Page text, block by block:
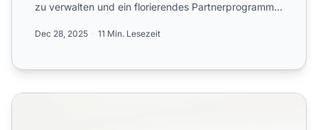
zu verwalten und ein florierendes Partnerprogramm
Dec 28, 2025 11 Min. Lesezeit
10+ Tipps zur Steigerung Ihrer Affiliate-Marketing-